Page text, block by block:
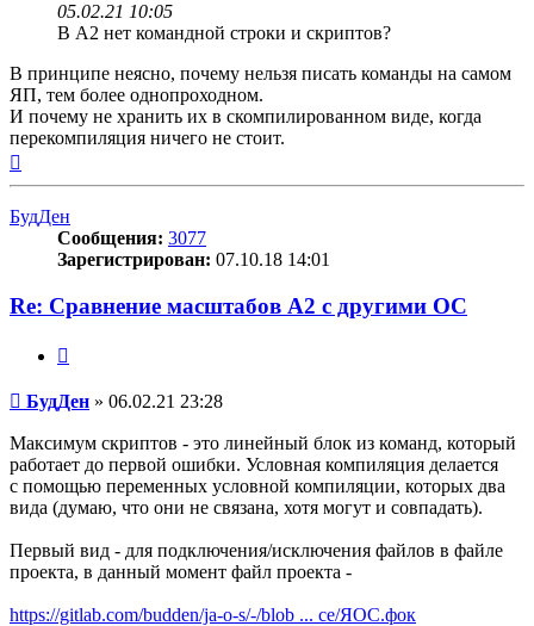
05.02.21 10:05
В A2 нет командной строки и скриптов?
В принципе неясно, почему нельзя писать команды на самом
ЯП, тем более однопроходном.
И почему не хранить их в скомпилированном виде, когда
перекомпиляция ничего не стоит.
БудДен
Сообщения: 3077
Зарегистрирован: 07.10.18 14:01
Re: Сравнение масштабов A2 с другими ОС
Сообщение
БудДен » 06.02.21 23:28
Максимум скриптов - это линейный блок из команд, который
работает до первой ошибки. Условная компиляция делается
с помощью переменных условной компиляции, которых два
вида (думаю, что они не связана, хотя могут и совпадать).
Первый вид - для подключения/исключения файлов в файле
проекта, в данный момент файл проекта -
https://gitlab.com/budden/ja-o-s/-/blob ... ce/ЯОС.фок